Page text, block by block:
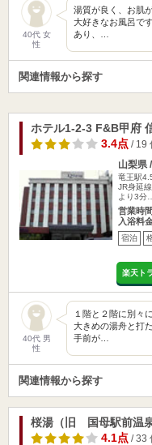
40代 女
性
湯質が良く、お肌
大好きなお風呂で
あり、…
関連情報から探す
ホテル1-2-3 F&B甲府
3.4点/ 19
山梨県
竜王駅
JR身延
より3分…
営業時
入浴料
宿泊
楽天ト
40代 男
性
１階と２階に別々
大きめの湯舟と打
手前が…
関連情報から探す
桜湯（旧 国母駅前温泉
4.1点/ 33